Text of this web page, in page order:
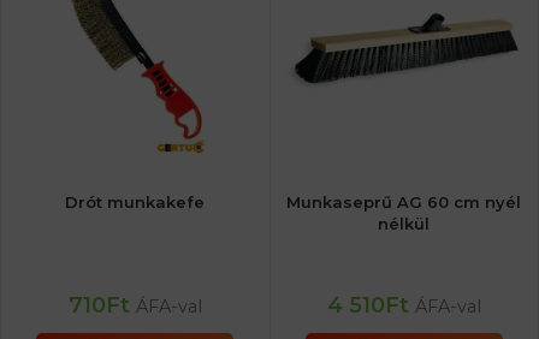
Drót munkakefe
710Ft ÁFA-val
Munkaseprű AG 60 cm nyél
nélkül
4 510Ft ÁFA-val